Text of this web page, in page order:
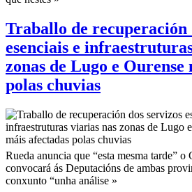
Traballo de recuperación
esenciais e
zonas de Lugo e Ourense
polas chuvias
Rueda anuncia que “esta mesma tarde” o
convocará ás Deputacións de ambas
conxunto “unha análise »